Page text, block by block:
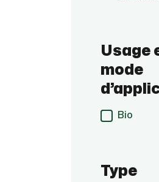
Usage
mode
Bio
Type